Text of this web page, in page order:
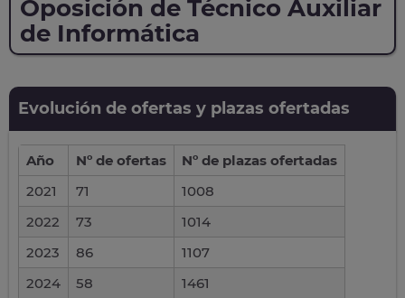
Oposición de Técnico Auxiliar
de Informática
Evolución de ofertas y plazas ofertadas
Año Nº de ofertas
Nº de plazas ofertadas
2021
71
1008
2022
73
1014
2023
86
1107
2024
58
1461